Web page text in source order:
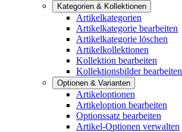
Kategorien & Kollektionen
Artikelkategorien
Artikelkategorie bearbeiten
Artikelkategorie löschen
Artikelkollektionen
Kollektion bearbeiten
Kollektionsbilder bearbeiten
Optionen & Varianten
Artikeloptionen
Artikeloption bearbeiten
Optionssatz bearbeiten
Artikel-Optionen verwalten